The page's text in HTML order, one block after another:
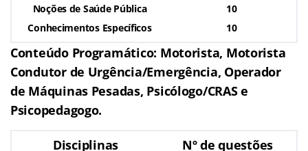
Noções de Saúde Pública
Conhecimentos Específicos
10
10
Conteúdo Programático: Motorista, Motorista
Condutor de Urgência/Emergência, Operador
de Máquinas Pesadas, Psicólogo/CRAS e
Psicopedagogo.
Disciplinas Nº de questões